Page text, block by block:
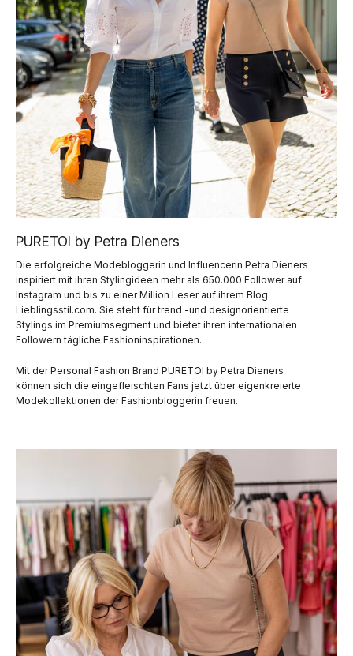
PURETOI by Petra Dieners
Die erfolgreiche Modebloggerin und Influencerin Petra Dieners
inspiriert mit ihren Stylingideen mehr als 650.000 Follower auf
Instagram und bis zu einer Million Leser auf ihrem Blog
Lieblingsstil.com. Sie steht für trend -und designorientierte
Stylings im Premiumsegment und bietet ihren internationalen
Followern tägliche Fashioninspirationen.
Mit der Personal Fashion Brand PURETOI by Petra Dieners
können sich die eingefleischten Fans jetzt über eigenkreierte
Modekollektionen der Fashionbloggerin freuen.